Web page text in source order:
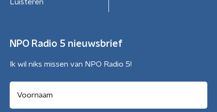
Luisteren
NPO Radio 5 nieuwsbrief
Ik wil niks missen van NPO Radio 5!